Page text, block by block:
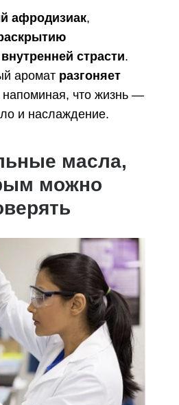
афродизиак,
страсти.
аромат разгоняет
напоминая, что жизнь —
и наслаждение.
масла,
можно